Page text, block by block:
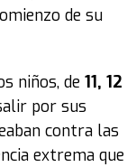
de su
niños, de 11, 12
por sus
contra las
extrema que